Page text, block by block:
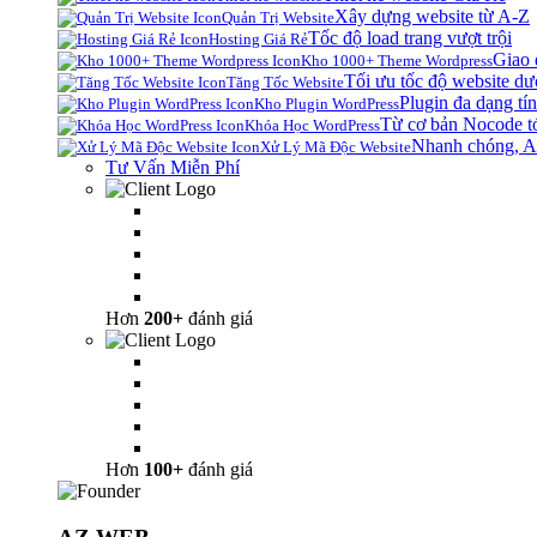
Quản Trị WebsiteXây dựng website từ A-Z
Hosting Giá RẻTốc độ load trang vượt trội
Kho 1000+ Theme WordpressGiao
Tăng Tốc WebsiteTối ưu tốc độ website
Kho Plugin WordPressPlugin đa dạng
Khóa Học WordPressTừ cơ bản Nocode
Xử Lý Mã Độc WebsiteNhanh chóng,
Tư Vấn Miễn Phí
Hơn 200+ đánh giá
Hơn 100+ đánh giá